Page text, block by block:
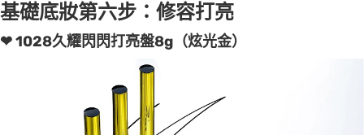
基礎底妝第六步：修容打亮
❤ 1028久耀閃閃打亮盤8g（炫光金）